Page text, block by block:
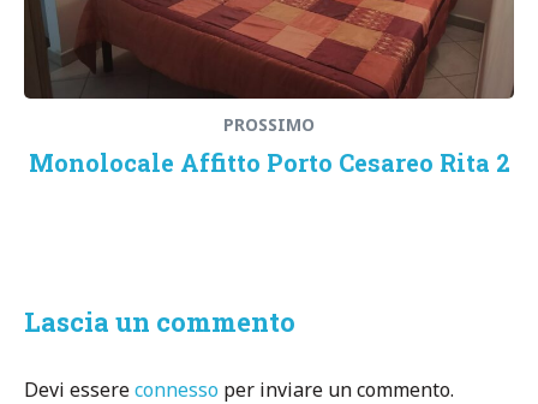
PROSSIMO
Monolocale Affitto Porto Cesareo Rita 2
Lascia un commento
Devi essereconnesso per inviare un commento.